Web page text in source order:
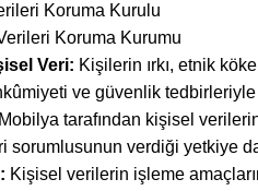
Koruma Kurulu
Koruma Kurumu
Veri: Kişilerin ırkı, etnik
ve güvenlik
tarafından kişisel
sorumlusunun verdiği yetkiye
Kişisel verilerin işleme